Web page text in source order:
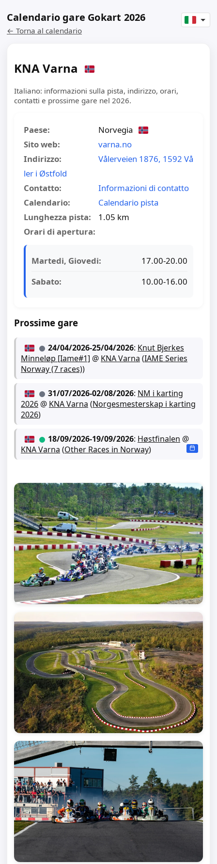
Calendario gare Gokart 2026
← Torna al calendario
KNA Varna
Italiano: informazioni sulla pista, indirizzo, orari,
contatti e prossime gare nel 2026.
Paese:
Norvegia
Sito web:
varna.no
Indirizzo:
Vålerveien 1876, 1592 Vå
ler i Østfold
Contatto:
Informazioni di contatto
Calendario:
Calendario pista
Lunghezza pista:
1.05 km
Orari di apertura:
Martedi, Giovedi:
17.00-20.00
Sabato:
10.00-16.00
Prossime gare
24/04/2026-25/04/2026: Knut Bjerkes
Minneløp [Iame#1] @ KNA Varna (IAME Series
Norway (7 races))
31/07/2026-02/08/2026: NM i karting
2026 @ KNA Varna (Norgesmesterskap i karting
2026)
18/09/2026-19/09/2026: Høstfinalen @
KNA Varna (Other Races in Norway)